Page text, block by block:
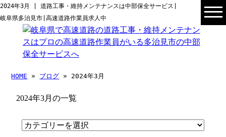
2024年3月 | 道路工事・維持メンテナンスは中部保全サービス|
岐阜県多治見市|高速道路作業員求人中
HOME » ブログ » 2024年3月
2024年3月の一覧